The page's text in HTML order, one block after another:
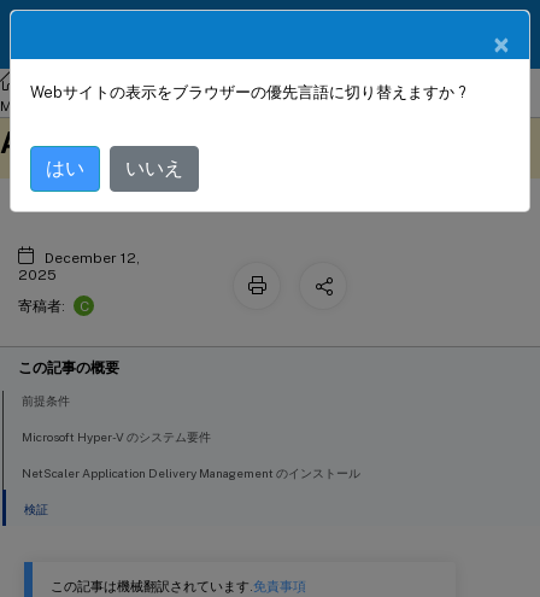
NetScalerConsole on-prem
NetScaler Application Delivery
Management 13.1
この記事は機械翻訳されています.免責事項
翻訳されています。
Microsoft Hyper-V での NetScaler
ADM
December 12,
2025
寄稿者:
C
この記事の概要
前提条件
Microsoft Hyper-V のシステム要件
NetScaler Application Delivery Management のインストール
検証
×
Webサイトの表示をブラウザーの優先言語に切り替えますか ?
はい いいえ